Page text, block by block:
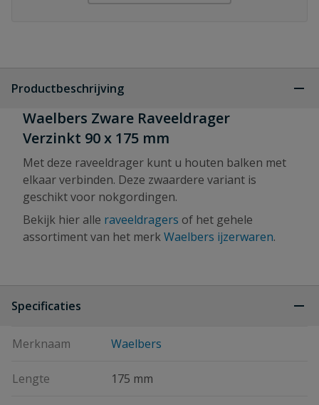
Productbeschrijving
Waelbers Zware Raveeldrager
Verzinkt 90 x 175 mm
Met deze raveeldrager kunt u houten balken met
elkaar verbinden. Deze zwaardere variant is
geschikt voor nokgordingen.
Bekijk hier alle raveeldragers of het gehele
assortiment van het merkWaelbers ijzerwaren.
Specificaties
Merknaam Waelbers
Lengte 175 mm